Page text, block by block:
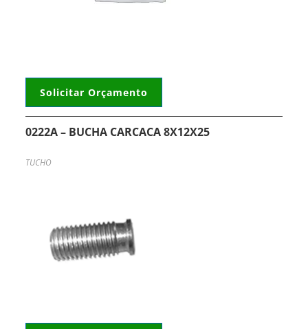
Solicitar Orçamento
0222A – BUCHA CARCACA 8X12X25
TUCHO